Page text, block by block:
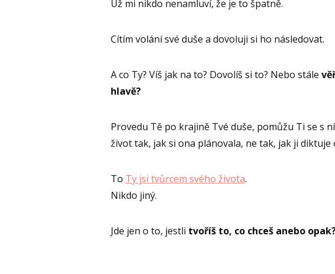
Už mi nikdo nenamluví, že je to špatně.
Cítím volání své duše a dovoluji si ho následovat.
A co Ty? Víš jak na to? Dovolíš si to? Nebo stále
hlavě?
Provedu Tě po krajině Tvé duše, pomůžu Ti se s
život tak, jak si ona plánovala, ne tak, jak ji diktuje
To Ty jsi tvůrcem svého života.
Nikdo jiný.
Jde jen o to, jestli tvoříš to, co chceš anebo